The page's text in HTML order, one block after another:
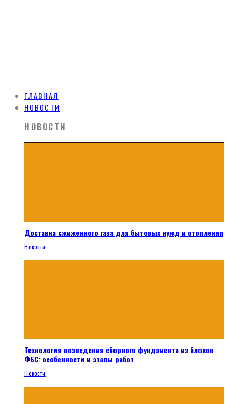
ГЛАВНАЯ
НОВОСТИ
НОВОСТИ
Доставка сжиженного газа для бытовых нужд и отопления
Новости
Технология возведения сборного фундамента из блоков
ФБС: особенности и этапы работ
Новости